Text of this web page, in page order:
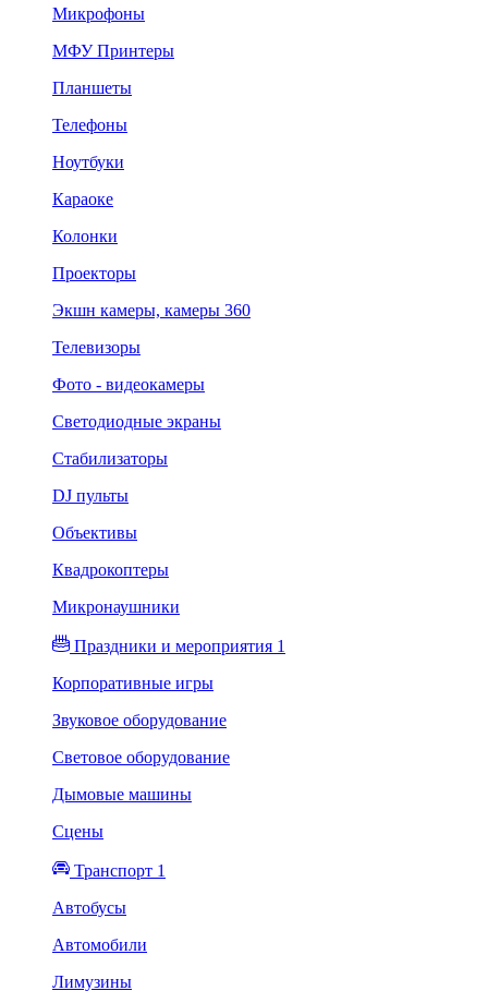
Микрофоны
МФУ Принтеры
Планшеты
Телефоны
Ноутбуки
Караоке
Колонки
Проекторы
Экшн камеры, камеры 360
Телевизоры
Фото - видеокамеры
Светодиодные экраны
Стабилизаторы
DJ пульты
Объективы
Квадрокоптеры
Микронаушники
Праздники и мероприятия 1
Корпоративные игры
Звуковое оборудование
Световое оборудование
Дымовые машины
Сцены
Транспорт 1
Автобусы
Автомобили
Лимузины